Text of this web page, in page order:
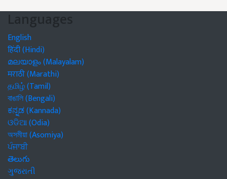
Languages
English
हिंदी (Hindi)
മലയാളം (Malayalam)
मराठी (Marathi)
தமிழ் (Tamil)
বাঙালি (Bengali)
ಕನ್ನಡ (Kannada)
ଓଡିଆ (Odia)
অসমীয়া (Asomiya)
ਪੰਜਾਬੀ
తెలుగు
ગુજરાતી